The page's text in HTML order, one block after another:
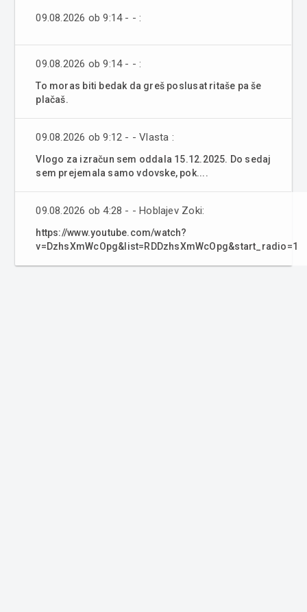
09.08.2026 ob 9:14 - - :
09.08.2026 ob 9:14 - - :
To moras biti bedak da greš poslusat ritaše pa še
plačaš.
09.08.2026 ob 9:12 - - Vlasta :
Vlogo za izračun sem oddala 15.12.2025. Do sedaj
sem prejemala samo vdovske, pok....
09.08.2026 ob 4:28 - - Hoblajev Zoki:
https://www.youtube.com/watch?
v=DzhsXmWcOpg&list=RDDzhsXmWcOpg&start_radio=1